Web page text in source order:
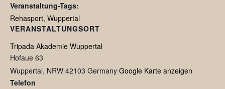
Veranstaltung-Tags:
Rehasport, Wuppertal
VERANSTALTUNGSORT
Tripada Akademie Wuppertal
Hofaue 63
Wuppertal, NRW 42103 Germany Google Karte anzeigen
Telefon